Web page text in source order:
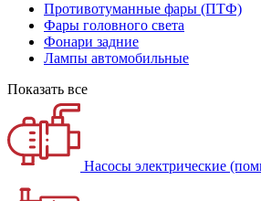
Противотуманные фары (ПТФ)
Фары головного света
Фонари задние
Лампы автомобильные
Показать все
Насосы электрические